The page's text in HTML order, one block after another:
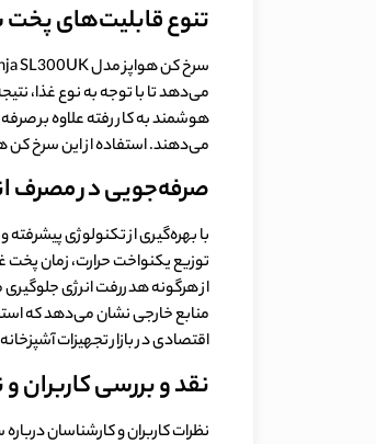
تنوع قابلیت‌های
می‌دهد تا با توجه به نوع غذا،
هوشمند به کار رفته علاوه بر
می‌دهند. استفاده از این سرخ کن
صرفه‌جویی در مصرف
توزیع یکنواخت حرارت، زمان
از هرگونه هدررفت انرژی
منابع خارجی نشان می‌دهد که
اقتصادی در بازار تجهیزات
نقد و بررسی